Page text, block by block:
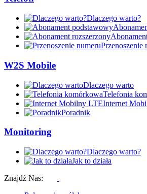
Dlaczego warto?
Przenoszenie
W2S Mobile
Dlaczego warto
Telefonia
Internet
Poradnik
Monitoring
Dlaczego warto?
Jak to działa
Znajdź Nas: